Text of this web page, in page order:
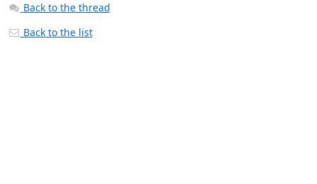
Back to the thread
Back to the list